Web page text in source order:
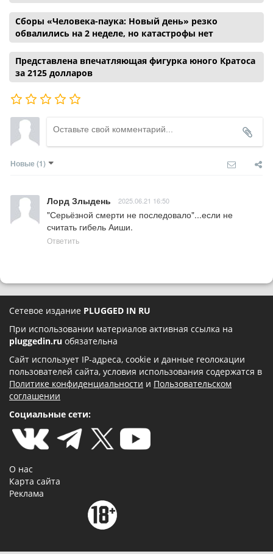
Сборы «Человека-паука: Новый день» резко
обвалились на 2 неделе, но катастрофы нет
Представлена впечатляющая фигурка юного Кратоса
за 2125 долларов
Новые (1)
Лорд Злыдень 2025.06.21 16:50
"Серьёзной смерти не последовало"...если не
считать гибель Аиши.
Ответить
Сетевое издание PLUGGED IN RU
При использовании материалов активная ссылка на
pluggedin.ru обязательна
Сайт использует IP-адреса, cookie и данные геолокации
пользователей сайта, условия использования содержатся в
Политике конфиденциальности и Пользовательском
соглашении
Социальные сети:
О нас
Карта сайта
Реклама